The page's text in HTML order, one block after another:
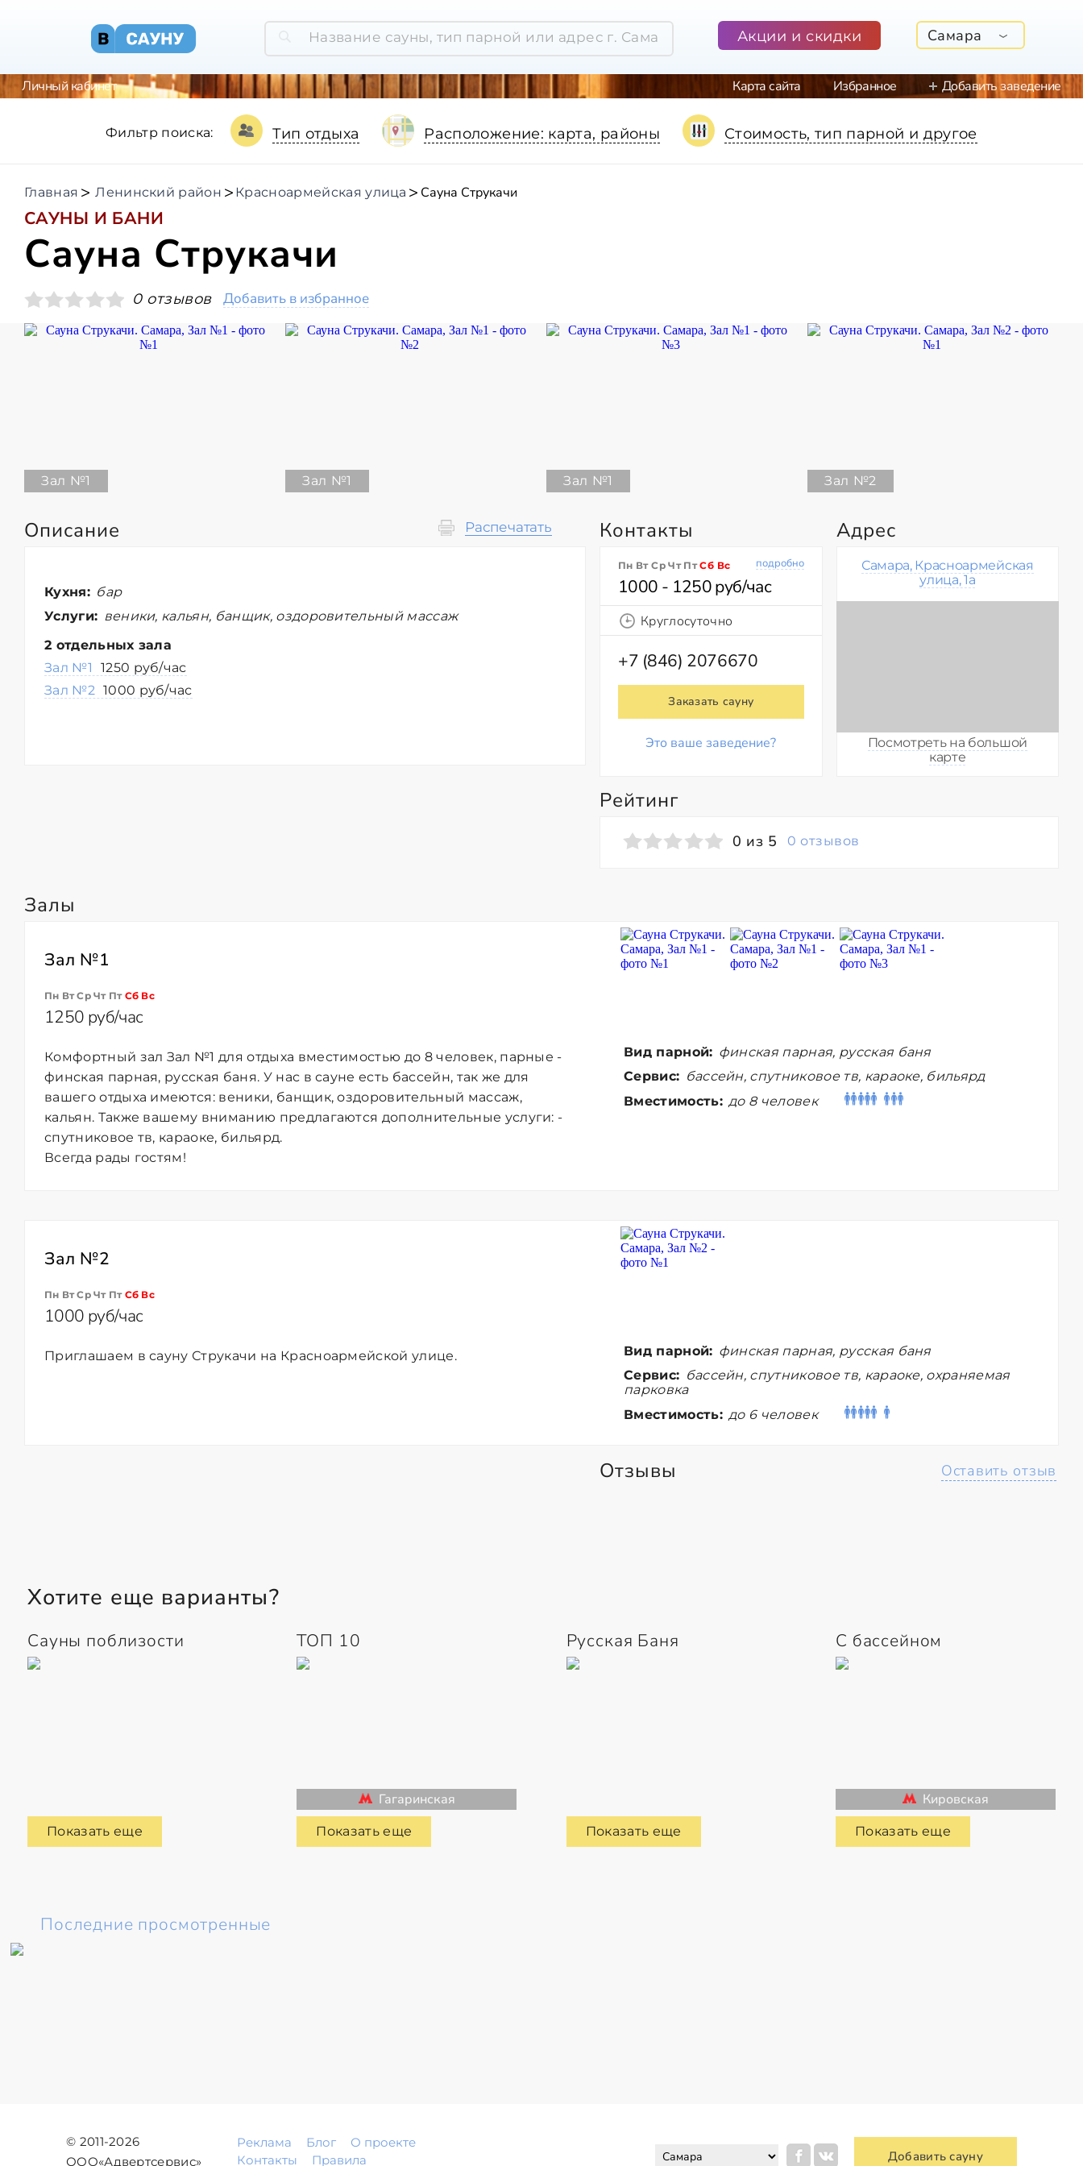
Акции и скидки Самара
Личный кабинет Карта сайта Избранное Добавить заведение
Фильтр поиска: Тип отдыха Расположение: карта, районы Стоимость, тип парной и другое
Главная Ленинский район Красноармейская улица Сауна Струкачи
САУНЫ И БАНИ
Сауна Струкачи
0 отзывов Добавить в избранное
Зал №1 Зал №1 Зал №1 Зал №2
Описание Распечатать
Кухня: бар
Услуги: веники, кальян, банщик, оздоровительный массаж
2 отдельных зала
Зал №1
1250 руб/час
Зал №2 1000 руб/час
Контакты
подробно
Пн Вт Ср Чт ПтСб Вс
1000 - 1250 руб/час
Круглосуточно
+7 (846) 2076670
Заказать сауну
Это ваше заведение?
Адрес
Самара, Красноармейская
улица, 1а
Посмотреть на большой
карте
Рейтинг
0 из 5 0 отзывов
Залы
Зал №1
Пн Вт Ср Чт Пт Сб Вс
1250 руб/час
Комфортный зал Зал №1 для отдыха вместимостью до 8 человек, парные -
финская парная, русская баня. У нас в сауне есть бассейн, так же для
вашего отдыха имеются: веники, банщик, оздоровительный массаж,
кальян. Также вашему вниманию предлагаются дополнительные услуги: -
спутниковое тв, караоке, бильярд.
Всегда рады гостям!
Вид парной: финская парная, русская баня
Сервис: бассейн, спутниковое тв, караоке, бильярд
Вместимость: до 8 человек
Зал №2
Пн Вт Ср Чт Пт Сб Вс
1000 руб/час
Приглашаем в сауну Струкачи на Красноармейской улице. Вид парной: финская парная, русская баня
Сервис: бассейн, спутниковое тв, караоке, охраняемая
парковка
Вместимость: до 6 человек
Отзывы Оставить отзыв
Хотите еще варианты?
Сауны поблизости
Показать еще
ТОП 10
Гагаринская
Показать еще
Русская Баня
Показать еще
С бассейном
Кировская
Показать еще
Последние просмотренные
© 2011-2026
ООО«Адвертсервис»
Реклама Блог
О проекте
Контакты
Правила Добавить сауну